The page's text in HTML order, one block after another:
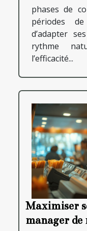
phases de
périodes
d’adapter
rythme
l’efficacité...
Maximiser
manager